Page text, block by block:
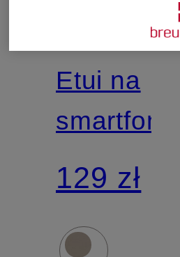
MUNICH
Etui na
smartfon
129 zł